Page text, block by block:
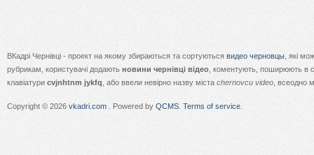
ВКадрі Чернівці - проект на якому збираються та сортуються видео черновцы , які
рубрикам, користувачі додають новини чернівці відео , коментують, поширюють в
клавіатури cvjnhtnm jykfq , або ввели невірно назву міста chernovcu video , всеодно
Copyright © 2026 vkadri.com . Powered by QCMS Terms of service.